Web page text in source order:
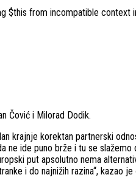
$this from incompatible context
Čović i Milorad Dodik.
krajnje korektan partnerski
ne ide puno brže i tu se slažemo
put apsolutno nema
i do najnižih razina“, kazao je